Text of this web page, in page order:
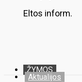
Eltos inform.
ŽYMOS
Aktualijos